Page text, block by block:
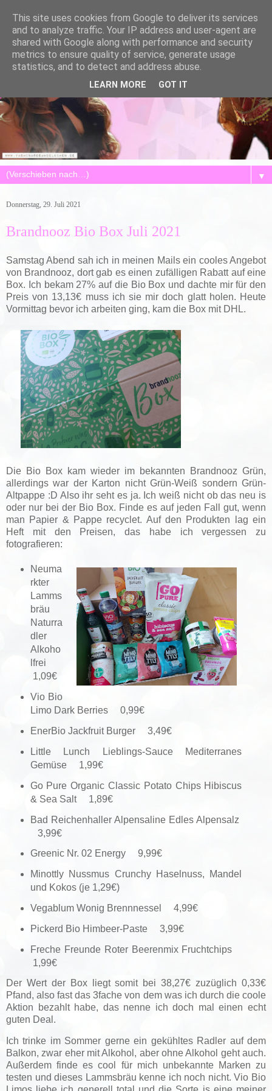
▼
Donnerstag, 29. Juli 2021
Brandnooz Bio Box Juli 2021
Samstag Abend sah ich in meinen Mails ein cooles Angebot
von Brandnooz, dort gab es einen zufälligen Rabatt auf eine
Box. Ich bekam 27% auf die Bio Box und dachte mir für den
Preis von 13,13€ muss ich sie mir doch glatt holen. Heute
Vormittag bevor ich arbeiten ging, kam die Box mit DHL.
Die Bio Box kam wieder im bekannten Brandnooz Grün,
allerdings war der Karton nicht Grün-Weiß sondern Grün-
Altpappe :D Also ihr seht es ja. Ich weiß nicht ob das neu is
oder nur bei der Bio Box. Finde es auf jeden Fall gut, wenn
man Papier & Pappe recyclet. Auf den Produkten lag ein
Heft mit den Preisen, das habe ich vergessen zu
fotografieren:
Neuma
rkter
Lamms
bräu
Naturra
dler
Alkoho
lfrei
1,09€
Vio Bio
Limo Dark Berries 0,99€
EnerBio Jackfruit Burger 3,49€
Little Lunch Lieblings-Sauce Mediterranes
Gemüse 1,99€
Go Pure Organic Classic Potato Chips Hibiscus
& Sea Salt 1,89€
Bad Reichenhaller Alpensaline Edles Alpensalz
3,99€
Greenic Nr. 02 Energy 9,99€
Minottly Nussmus Crunchy Haselnuss, Mandel
und Kokos (je 1,29€)
Vegablum Wonig Brennnessel 4,99€
Pickerd Bio Himbeer-Paste 3,99€
Freche Freunde Roter Beerenmix Fruchtchips
1,99€
Der Wert der Box liegt somit bei 38,27€ zuzüglich 0,33€
Pfand, also fast das 3fache von dem was ich durch die coole
Aktion bezahlt habe, das nenne ich doch mal einen echt
guten Deal.
Ich trinke im Sommer gerne ein gekühltes Radler auf dem
Balkon, zwar eher mit Alkohol, aber ohne Alkohol geht auch.
Außerdem finde es cool für mich unbekannte Marken zu
testen und dieses Lammsbräu kenne ich noch nicht. Vio Bio
This site uses cookies from Google to deliver its services
and to analyze traffic. Your IP address and user-agent are
shared with Google along with performance and security
metrics to ensure quality of service, generate usage
statistics, and to detect and address abuse.
LEARN MORE GOT IT